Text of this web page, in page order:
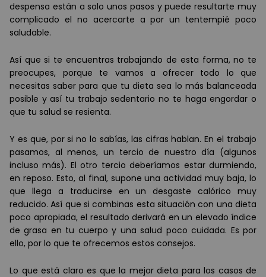
despensa están a solo unos pasos y puede resultarte muy
complicado el no acercarte a por un tentempié poco
saludable.
Así que si te encuentras trabajando de esta forma, no te
preocupes, porque te vamos a ofrecer todo lo que
necesitas saber para que tu dieta sea lo más balanceada
posible y así tu trabajo sedentario no te haga engordar o
que tu salud se resienta.
Y es que, por si no lo sabías, las cifras hablan. En el trabajo
pasamos, al menos, un tercio de nuestro día (algunos
incluso más). El otro tercio deberíamos estar durmiendo,
en reposo. Esto, al final, supone una actividad muy baja, lo
que llega a traducirse en un desgaste calórico muy
reducido. Así que si combinas esta situación con una dieta
poco apropiada, el resultado derivará en un elevado índice
de grasa en tu cuerpo y una salud poco cuidada. Es por
ello, por lo que te ofrecemos estos consejos.
Lo que está claro es que la mejor dieta para los casos de